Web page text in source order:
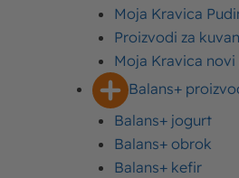
Moja Kravica
Proizvodi za
Moja Kravica
Balans+
Balans+ jogurt
Balans+ obrok
Balans+ kefir
15 min
Vreme spremanja
Laka
Težina recepta